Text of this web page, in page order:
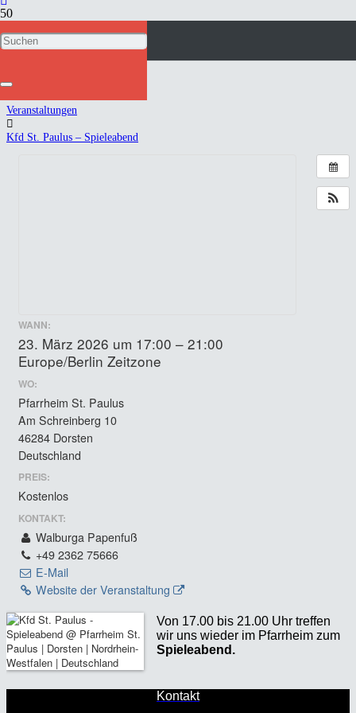
Kfd St. Paulus – Spieleabend
Start
Veranstaltungen
Kfd St. Paulus – Spieleabend
WANN:
23. März 2026 um 17:00 – 21:00
Europe/Berlin Zeitzone
WO:
Pfarrheim St. Paulus
Am Schreinberg 10
46284 Dorsten
Deutschland
PREIS:
Kostenlos
KONTAKT:
Walburga Papenfuß
+49 2362 75666
E-Mail
Website der Veranstaltung
Von 17.00 bis 21.00 Uhr treffen
wir uns wieder im Pfarrheim zum
Spieleabend.
Kontakt